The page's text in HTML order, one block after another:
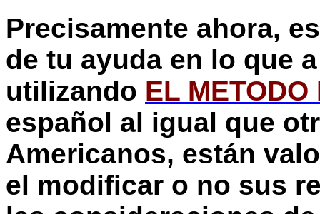
Precisamente ahora,
de tu ayuda en lo que
utilizando EL METODO
español al igual que
Americanos, están
el modificar o no sus